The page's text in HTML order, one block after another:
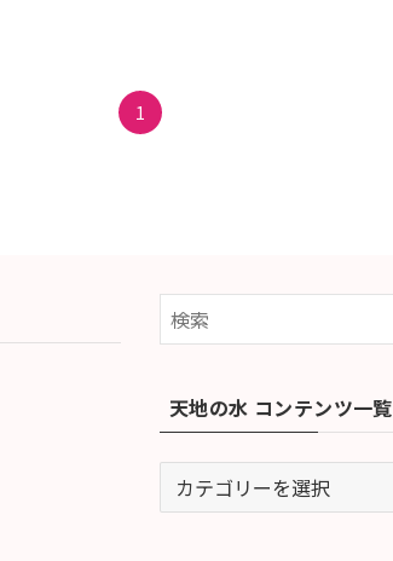
1
天地の水 コンテンツ一覧
地